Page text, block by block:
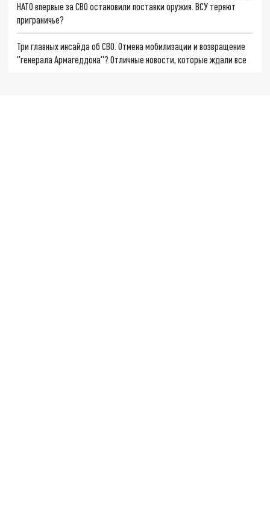
НАТО впервые за СВО остановили поставки оружия. ВСУ теряют
приграничье?
Три главных инсайда об СВО. Отмена мобилизации и возвращение
"генерала Армагеддона"? Отличные новости, которые ждали все